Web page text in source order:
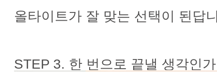
올타이트가 잘 맞는 선택이 된답
STEP 3. 한 번으로 끝낼 생각인가